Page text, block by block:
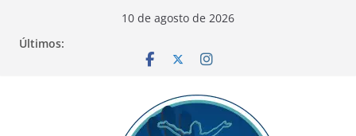
10 de agosto de 2026
Últimos: